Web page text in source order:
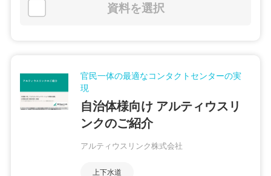
資料を選択
官民一体の最適なコンタクトセンターの実
現
自治体様向け アルティウスリ
ンクのご紹介
アルティウスリンク株式会社
上下水道